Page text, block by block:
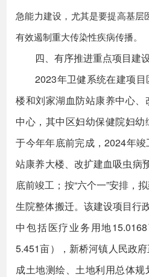
急能力建设，尤其是要提高基层
有效遏制重大传染性疾病传播。
四、有序推进重点项目建
2023年卫健系统在建项
楼和刘家湖血防站康养中心
中心，其中区妇幼保健院妇
于今年年底前完成，2024年
站康养大楼、改扩建血吸虫病
底前竣工；按“六个一”安排，
生院整体搬迁。该建设项目行
中包括医疗业务用地
5.451亩），新桥河镇人民政
成土地测绘、土地利用总体